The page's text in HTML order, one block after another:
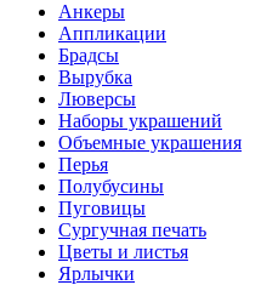
Анкеры
Аппликации
Брадсы
Вырубка
Люверсы
Наборы украшений
Объемные украшения
Перья
Полубусины
Пуговицы
Сургучная печать
Цветы и листья
Ярлычки